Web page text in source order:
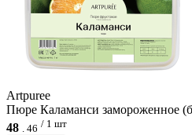
Artpuree
Пюре Каламанси замороженное
48
46 / 1 шт